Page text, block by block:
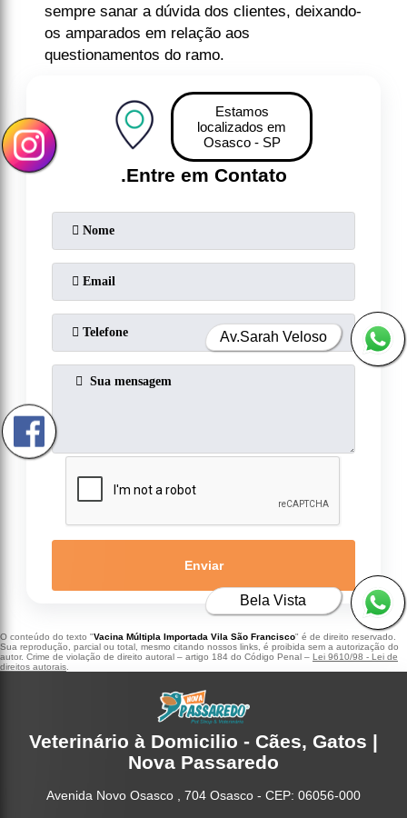
sempre sanar a dúvida dos clientes, deixando-
os amparados em relação aos
questionamentos do ramo.
.Entre em Contato
Estamos
localizados em
Osasco - SP
Enviar
O conteúdo do texto "Vacina Múltipla Importada Vila São Francisco" é de direito reservado.
Sua reprodução, parcial ou total, mesmo citando nossos links, é proibida sem a autorização do
autor. Crime de violação de direito autoral – artigo 184 do Código Penal – Lei 9610/98 - Lei de
direitos autorais
Veterinário à Domicilio - Cães, Gatos |
Nova Passaredo
Avenida Novo Osasco , 704 Osasco - CEP: 06056-000
Av.Sarah Veloso
Bela Vista